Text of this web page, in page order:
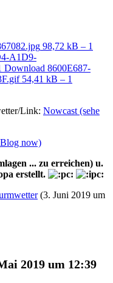
98,72 kB – 1
A1D9-
Download 8600E687-
54,41 kB – 1
Link: Nowcast (sehe
Blog now)
... zu erreichen) u.
erstellt.
(3. Juni 2019 um
2019 um 12:39